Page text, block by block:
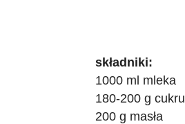
składniki:
1000 ml mleka
180-200 g cukru
200 g masła